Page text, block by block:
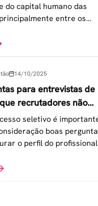
do capital humano das
entre os
Y.
14/10/2025
para entrevistas de
recrutadores não
seletivo é
boas
o perfil do